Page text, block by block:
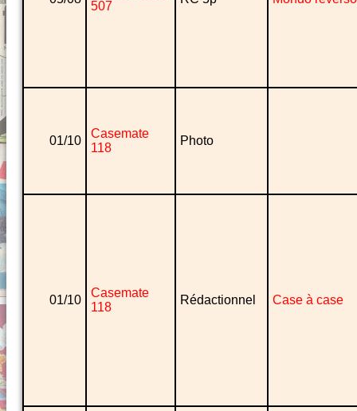
507
01/10
Casemate
118
Photo
01/10
Casemate
118
Rédactionnel Case à case